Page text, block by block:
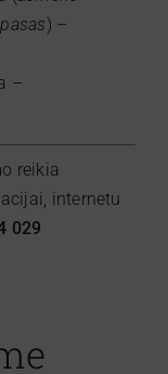
) –
–
reikia
internetu
029